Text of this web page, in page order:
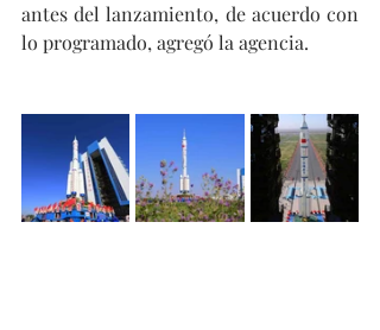
antes del lanzamiento, de acuerdo con
lo programado, agregó la agencia.